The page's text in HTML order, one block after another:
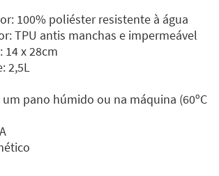
100% poliéster resistente à água
TPU antis manchas e impermeável
14 x 28cm
2,5L
pano húmido ou na máquina (60ºC